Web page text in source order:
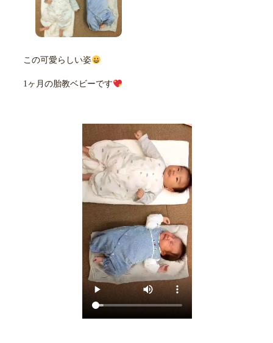
この可愛らしい姿
1ヶ月の胎教ベビーです